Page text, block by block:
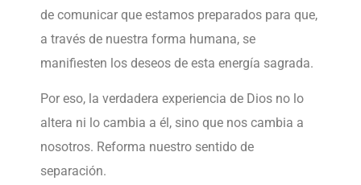
de comunicar que estamos preparados para que,
a través de nuestra forma humana, se
manifiesten los deseos de esta energía sagrada.
Por eso, la verdadera experiencia de Dios no lo
altera ni lo cambia a él, sino que nos cambia a
nosotros. Reforma nuestro sentido de
separación.